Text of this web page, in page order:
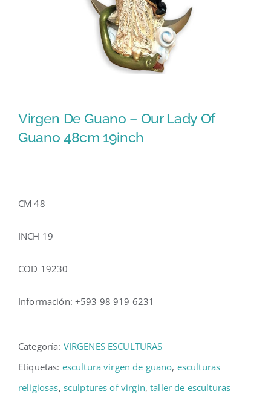
Virgen De Guano – Our Lady Of
Guano 48cm 19inch
CM 48
INCH 19
COD 19230
Información: +593 98 919 6231
Categoría: VIRGENES ESCULTURAS
Etiquetas: escultura virgen de guano, esculturas
religiosas, sculptures of virgin,taller de esculturas